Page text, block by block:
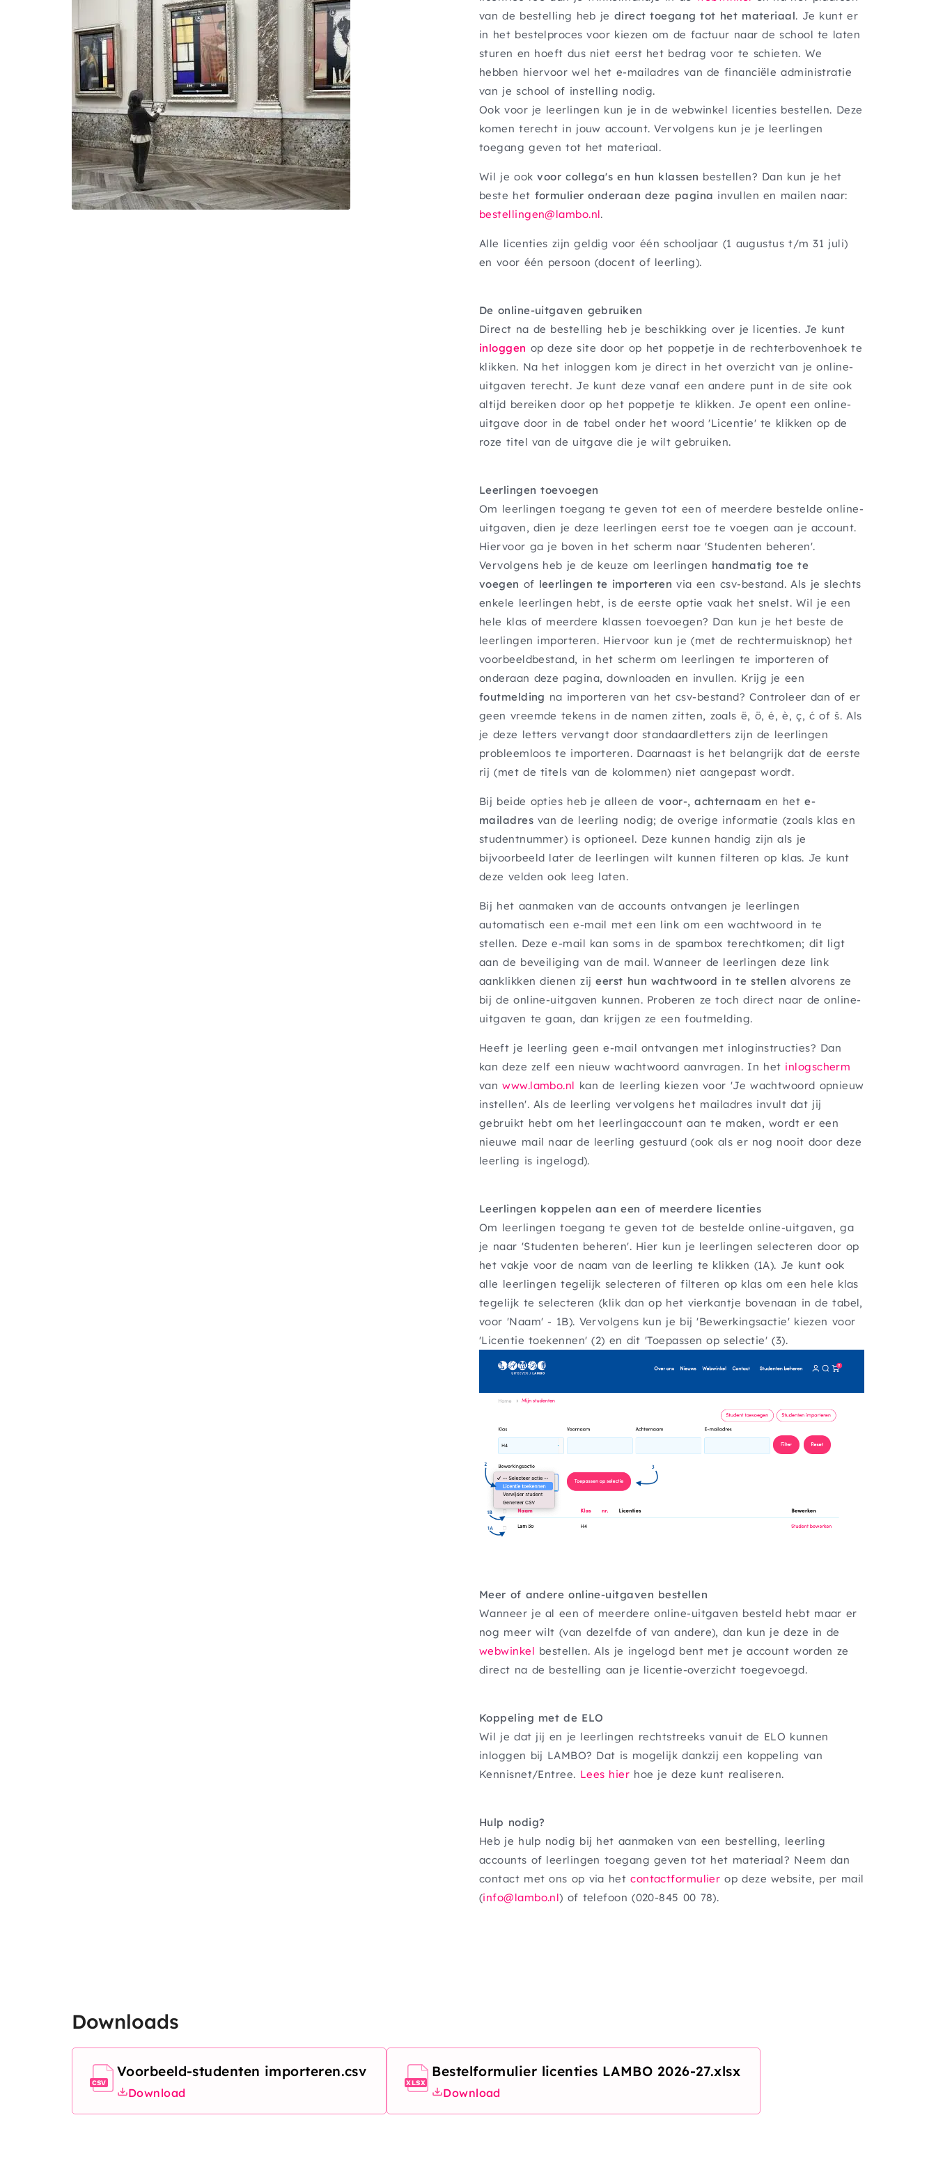
van de bestelling heb je direct toegang tot het materiaal. Je kunt er
in het bestelproces voor kiezen om de factuur naar de school te laten
sturen en hoeft dus niet eerst het bedrag voor te schieten. We
hebben hiervoor wel het e-mailadres van de financiële administratie
van je school of instelling nodig.
Ook voor je leerlingen kun je in de webwinkel licenties bestellen. Deze
komen terecht in jouw account. Vervolgens kun je je leerlingen
toegang geven tot het materiaal.
Wil je ookvoor collega's en hun klassen bestellen? Dan kun je het
beste het formulier onderaan deze pagina invullen en mailen naar:
bestellingen@lambo.nl.
Alle licenties zijn geldig voor één schooljaar (1 augustus t/m 31 juli)
en voor één persoon (docent of leerling).
De online-uitgaven gebruiken
Direct na de bestelling heb je beschikking over je licenties. Je kunt
inloggen op deze site door op het poppetje in de rechterbovenhoek te
klikken. Na het inloggen kom je direct in het overzicht van je online-
uitgaven terecht. Je kunt deze vanaf een andere punt in de site ook
altijd bereiken door op het poppetje te klikken. Je opent een online-
uitgave door in de tabel onder het woord 'Licentie' te klikken op de
roze titel van de uitgave die je wilt gebruiken.
Leerlingen toevoegen
Om leerlingen toegang te geven tot een of meerdere bestelde online-
uitgaven, dien je deze leerlingen eerst toe te voegen aan je account.
Hiervoor ga je boven in het scherm naar 'Studenten beheren'.
Vervolgens heb je de keuze om leerlingen handmatig toe te
voegen of leerlingen te importerenvia een csv-bestand. Als je slechts
enkele leerlingen hebt, is de eerste optie vaak het snelst. Wil je een
hele klas of meerdere klassen toevoegen? Dan kun je het beste de
leerlingen importeren. Hiervoor kun je (met de rechtermuisknop) het
voorbeeldbestand, in het scherm om leerlingen te importeren of
onderaan deze pagina, downloaden en invullen. Krijg je een
foutmelding na importeren van het csv-bestand? Controleer dan of er
geen vreemde tekens in de namen zitten, zoals ë, ö, é, è, ç, ć of š. Als
je deze letters vervangt door standaardletters zijn de leerlingen
probleemloos te importeren. Daarnaast is het belangrijk dat de eerste
rij (met de titels van de kolommen) niet aangepast wordt.
Bij beide opties heb je alleen de voor-, achternaam en het e-
mailadres van de leerling nodig; de overige informatie (zoals klas en
studentnummer) is optioneel. Deze kunnen handig zijn als je
bijvoorbeeld later de leerlingen wilt kunnen filteren op klas. Je kunt
deze velden ook leeg laten.
Bij het aanmaken van de accounts ontvangen je leerlingen
automatisch een e-mail met een link om een wachtwoord in te
stellen. Deze e-mail kan soms in de spambox terechtkomen; dit ligt
aan de beveiliging van de mail. Wanneer de leerlingen deze link
aanklikken dienen zijeerst hun wachtwoord in te stellen alvorens ze
bij de online-uitgaven kunnen. Proberen ze toch direct naar de online-
uitgaven te gaan, dan krijgen ze een foutmelding.
Heeft je leerling geen e-mail ontvangen met inloginstructies? Dan
kan deze zelf een nieuw wachtwoord aanvragen. In het inlogscherm
vanwww.lambo.nl kan de leerling kiezen voor 'Je wachtwoord opnieuw
instellen'. Als de leerling vervolgens het mailadres invult dat jij
gebruikt hebt om het leerlingaccount aan te maken, wordt er een
nieuwe mail naar de leerling gestuurd (ook als er nog nooit door deze
leerling is ingelogd).
Leerlingen koppelen aan een of meerdere licenties
Om leerlingen toegang te geven tot de bestelde online-uitgaven, ga
je naar 'Studenten beheren'. Hier kun je leerlingen selecteren door op
het vakje voor de naam van de leerling te klikken (1A). Je kunt ook
alle leerlingen tegelijk selecteren of filteren op klas om een hele klas
tegelijk te selecteren (klik dan op het vierkantje bovenaan in de tabel,
voor 'Naam' - 1B). Vervolgens kun je bij 'Bewerkingsactie' kiezen voor
'Licentie toekennen' (2) en dit 'Toepassen op selectie' (3).
Meer of andere online-uitgaven bestellen
Wanneer je al een of meerdere online-uitgaven besteld hebt maar er
nog meer wilt (van dezelfde of van andere), dan kun je deze in de
webwinkel bestellen. Als je ingelogd bent met je account worden ze
direct na de bestelling aan je licentie-overzicht toegevoegd.
Koppeling met de ELO
Wil je dat jij en je leerlingen rechtstreeks vanuit de ELO kunnen
inloggen bij LAMBO? Dat is mogelijk dankzij een koppeling van
Kennisnet/Entree. Lees hier hoe je deze kunt realiseren.
Hulp nodig?
Heb je hulp nodig bij het aanmaken van een bestelling, leerling
accounts of leerlingen toegang geven tot het materiaal? Neem dan
contact met ons op via hetcontactformulier op deze website, per mail
(info@lambo.nl) of telefoon (020-845 00 78).
Downloads
Document
CSV
Voorbeeld-studenten importeren.csv
Download Document
XLSX
Bestelformulier licenties LAMBO 2026-27.xlsx
Download